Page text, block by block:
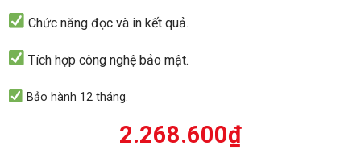
Chức năng đọc và in kết quả.
Tích hợp công nghệ bảo mật.
Bảo hành 12 tháng.
2.268.600₫